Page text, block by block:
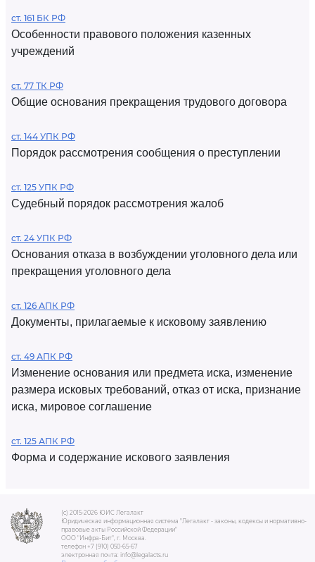
ст. 161 БК РФ
Особенности правового положения казенных
учреждений
ст. 77 ТК РФ
Общие основания прекращения трудового договора
ст. 144 УПК РФ
Порядок рассмотрения сообщения о преступлении
ст. 125 УПК РФ
Судебный порядок рассмотрения жалоб
ст. 24 УПК РФ
Основания отказа в возбуждении уголовного дела или
прекращения уголовного дела
ст. 126 АПК РФ
Документы, прилагаемые к исковому заявлению
ст. 49 АПК РФ
Изменение основания или предмета иска, изменение
размера исковых требований, отказ от иска, признание
иска, мировое соглашение
ст. 125 АПК РФ
Форма и содержание искового заявления
(c) 2015-2026 ЮИС Легалакт
Юридическая информационная система "Легалакт - законы, кодексы и нормативно-
правовые акты Российской Федерации"
ООО "Инфра-Бит", г. Москва.
телефон +7 (910) 050-65-67
электронная почта: info@legalacts.ru